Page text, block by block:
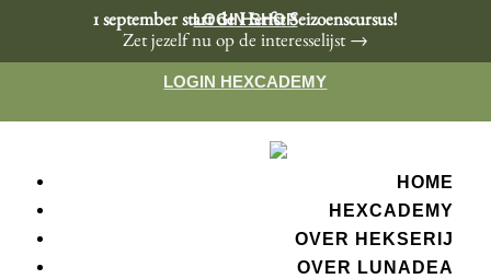
LOGIN SHOP
1 september start de Herfst Seizoenscursus!
Zet jezelf nu op de interesselijst →
LOGIN HEXCADEMY
HOME
HEXCADEMY
OVER HEKSERIJ
OVER LUNADEA